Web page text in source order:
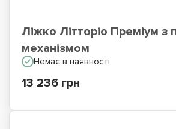
Ліжко Літторіо Преміум з
механізмом
Немає в наявності
13 236 грн